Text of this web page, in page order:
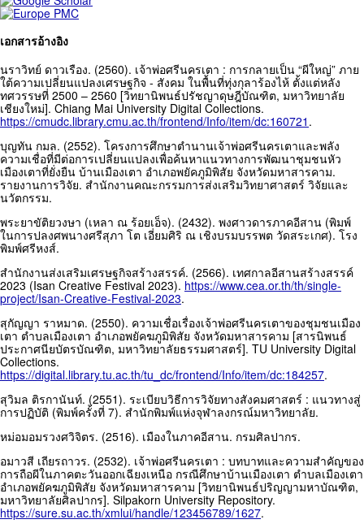
เอกสารอ้างอิง
นราวิทย์ ดาวเรือง. (2560). เจ้าพ่อศรีนครเตา : การกลายเป็น “ผีใหญ่” ภาย
ใต้ความเปลี่ยนแปลงเศรษฐกิจ - สังคม ในพื้นที่ทุ่งกุลาร้องไห้ ตั้งแต่หลัง
ทศวรรษที่ 2500 – 2560 [วิทยานิพนธ์ปรัชญาดุษฎีบัณฑิต, มหาวิทยาลัย
เชียงใหม่]. Chiang Mai University Digital Collections.
https://cmudc.library.cmu.ac.th/frontend/Info/item/dc:160721 .
บุญทัน กมล. (2552). โครงการศึกษาตำนานเจ้าพ่อศรีนครเตาและพลัง
ความเชื่อที่มีต่อการเปลี่ยนแปลงเพื่อค้นหาแนวทางการพัฒนาชุมชนหัว
เมืองเตาที่ยั่งยืน บ้านเมืองเตา อำเภอพยัคภูมิพิสัย จังหวัดมหาสารคาม.
รายงานการวิจัย. สำนักงานคณะกรรมการส่งเสริมวิทยาศาสตร์ วิจัยและ
นวัตกรรม.
พระยาขัติยวงษา (เหลา ณ ร้อยเอ็จ). (2432). พงศาวดารภาคอีสาน (พิมพ์
ในการปลงศพนางศรีสุภา โต เอี่ยมศิริ ณ เชิงบรมบรรพต วัดสระเกศ). โรง
พิมพ์ศรีหงส์.
สำนักงานส่งเสริมเศรษฐกิจสร้างสรรค์. (2566). เทศกาลอีสานสร้างสรรค์
2023 (Isan Creative Festival 2023). https://www.cea.or.th/th/single-
project/Isan-Creative-Festival-2023.
สุกัญญา ราหมาด. (2550). ความเชื่อเรื่องเจ้าพ่อศรีนครเตาของชุมชนเมือง
เตา ตำบลเมืองเตา อำเภอพยัคฆภูมิพิสัย จังหวัดมหาสารคาม [สารนิพนธ์
ประกาศนียบัตรบัณฑิต, มหาวิทยาลัยธรรมศาสตร์]. TU University Digital
Collections.
https://digital.library.tu.ac.th/tu_dc/frontend/Info/item/dc:184257.
สุวิมล ติรกานันท์. (2551). ระเบียบวิธีการวิจัยทางสังคมศาสตร์ : แนวทางสู่
การปฏิบัติ (พิมพ์ครั้งที่ 7). สำนักพิมพ์แห่งจุฬาลงกรณ์มหาวิทยาลัย.
หม่อมอมรวงศวิจิตร. (2516). เมืองในภาคอีสาน. กรมศิลปากร.
อมาวสี เถียรถาวร. (2532). เจ้าพ่อศรีนครเตา : บทบาทและความสำคัญของ
การถือผีในภาคตะวันออกเฉียงเหนือ กรณีศึกษาบ้านเมืองเตา ตำบลเมืองเตา
อำเภอพยัคฆภูมิพิสัย จังหวัดมหาสารคาม [วิทยานิพนธ์ปริญญามหาบัณฑิต,
มหาวิทยาลัยศิลปากร]. Silpakorn University Repository.
https://sure.su.ac.th/xmlui/handle/123456789/1627.